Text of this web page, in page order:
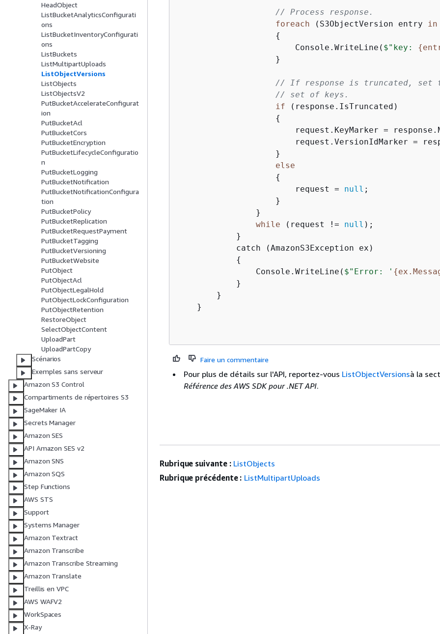
HeadObject
ListBucketAnalyticsConfigurati
ons
ListBucketInventoryConfigurati
ons
ListBuckets
ListMultipartUploads
ListObjectVersions
ListObjects
ListObjectsV2
PutBucketAccelerateConfigurat
ion
PutBucketAcl
PutBucketCors
PutBucketEncryption
PutBucketLifecycleConfiguratio
n
PutBucketLogging
PutBucketNotification
PutBucketNotificationConfigura
tion
PutBucketPolicy
PutBucketReplication
PutBucketRequestPayment
PutBucketTagging
PutBucketVersioning
PutBucketWebsite
PutObject
PutObjectAcl
PutObjectLegalHold
PutObjectLockConfiguration
PutObjectRetention
RestoreObject
SelectObjectContent
UploadPart
UploadPartCopy
Scénarios
Exemples sans serveur
Amazon S3 Control
Compartiments de répertoires S3
SageMaker IA
Secrets Manager
Amazon SES
API Amazon SES v2
Amazon SNS
Amazon SQS
Step Functions
AWS STS
Support
Systems Manager
Amazon Textract
Amazon Transcribe
Amazon Transcribe Streaming
Amazon Translate
Treillis en VPC
AWS WAFV2
WorkSpaces
X-Ray
// Process response.
foreach (S3ObjectVersion entry in
{
                        Console.WriteLine(
$"key: {
                    }
// If response is truncated, set
// set of keys.
if (response.IsTruncated)
{
request.KeyMarker =
request.VersionIdMarker =
                    }
else
{
                        request =
null ;
                    }
                }
while (request != null );
            }
            catch (AmazonS3Exception ex)
{
                Console.WriteLine(
$"Error: ' {
            }
        }
    }
Faire un commentaire
Pour plus de détails sur l'API, reportez-vous ListObjectVersionsà la
Référence des AWS SDK pour .NET API.
Rubrique suivante : ListObjects
Rubrique précédente : ListMultipartUploads